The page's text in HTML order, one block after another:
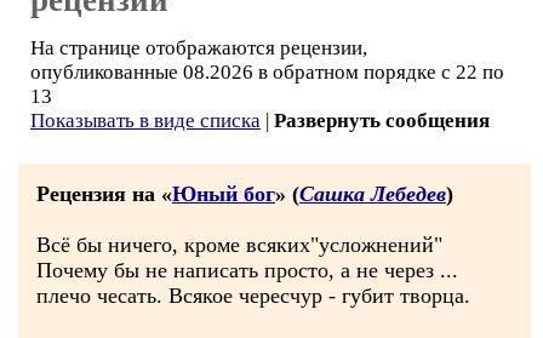
На странице отображаются рецензии,
опубликованные 08.2026 в обратном порядке с 22 по
13
Показывать в виде списка | Развернуть сообщения
Рецензия на «Юный бог» (Сашка Лебедев)
Всё бы ничего, кроме всяких"усложнений"
Почему бы не написать просто, а не через ...
плечо чесать. Всякое чересчур - губит творца.